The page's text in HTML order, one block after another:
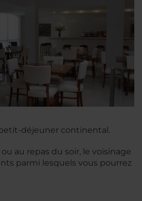
déjeuner continental.
au repas du soir, le voisinage
parmi lesquels vous pourrez